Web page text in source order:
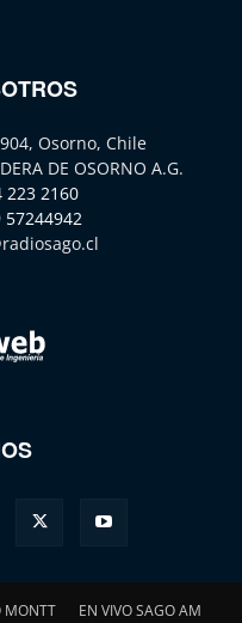
Osorno, Chile
DE OSORNO A.G.
223 2160
57244942
MONTT EN VIVO SAGO AM